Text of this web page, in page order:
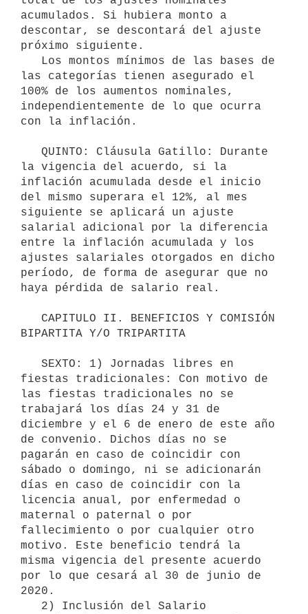
acumulados. Si hubiera monto a
descontar, se descontará del ajuste
próximo siguiente.
las categorías tienen asegurado el
100% de los aumentos nominales,
independientemente de lo que ocurra
con la inflación.
la vigencia del acuerdo, si la
inflación acumulada desde el inicio
del mismo superara el 12%, al mes
siguiente se aplicará un ajuste
salarial adicional por la diferencia
entre la inflación acumulada y los
ajustes salariales otorgados en dicho
período, de forma de asegurar que no
haya pérdida de salario real.
BIPARTITA Y/O TRIPARTITA
fiestas tradicionales: Con motivo de
las fiestas tradicionales no se
trabajará los días 24 y 31 de
diciembre y el 6 de enero de este año
de convenio. Dichos días no se
pagarán en caso de coincidir con
sábado o domingo, ni se adicionarán
días en caso de coincidir con la
licencia anual, por enfermedad o
maternal o paternal o por
fallecimiento o por cualquier otro
motivo. Este beneficio tendrá la
misma vigencia del presente acuerdo
por lo que cesará al 30 de junio de
2020.